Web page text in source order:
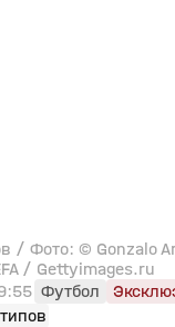
/ Фото: © Gonzalo
/ Gettyimages.ru
Футбол